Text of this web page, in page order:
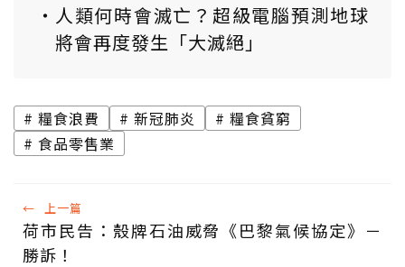
人類何時會滅亡？超級電腦預測地球
將會再度發生「大滅絕」
糧食浪費 新冠肺炎
糧食貧窮
食品零售業
← 上一篇
荷市民告：殼牌石油威脅《巴黎氣候協定》－
勝訴！